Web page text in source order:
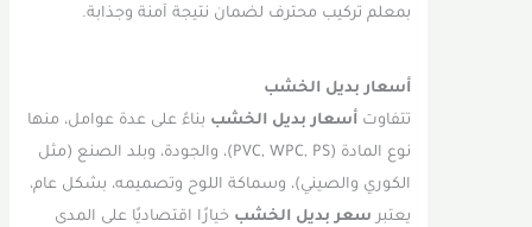
بمعلم تركيب محترف لضمان نتيجة آمنة وجذابة.
أسعار بديل الخشب
تتفاوتأسعار بديل الخشببناءً على عدة عوامل، منها
نوع المادة (PVC, WPC, PS)، والجودة، وبلد الصنع (مثل
الكوري والصيني)، وسماكة اللوح وتصميمه، بشكل عام،
يعتبرسعر بديل الخشبخيارًا اقتصاديًا على المدى